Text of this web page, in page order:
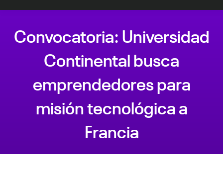
Convocatoria: Universidad
Continental busca
emprendedores para
misión tecnológica a
Francia